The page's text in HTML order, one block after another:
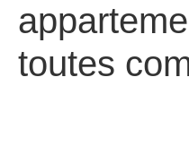
toutes